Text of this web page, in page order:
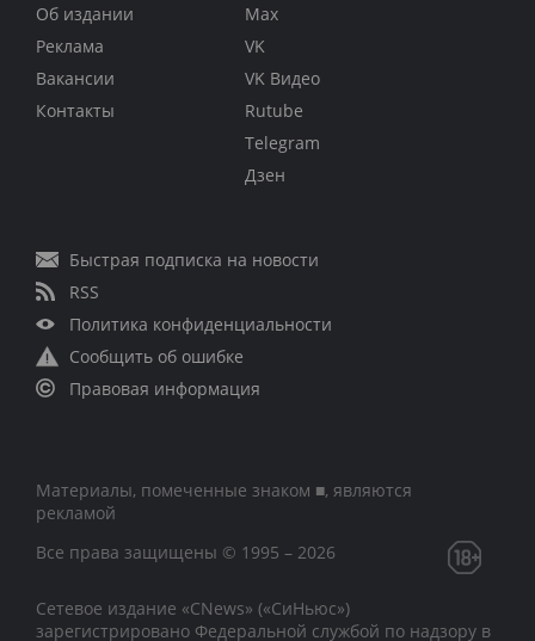
Об издании
Реклама
Вакансии
Контакты
Max
VK
VK Видео
Rutube
Telegram
Дзен
Быстрая подписка на новости
RSS
Политика конфиденциальности
Сообщить об ошибке
Правовая информация
Материалы, помеченные знаком ■, являются
рекламой
Все права защищены © 1995 – 2026
Сетевое издание «CNews» («СиНьюс»)
зарегистрировано Федеральной службой по надзору в